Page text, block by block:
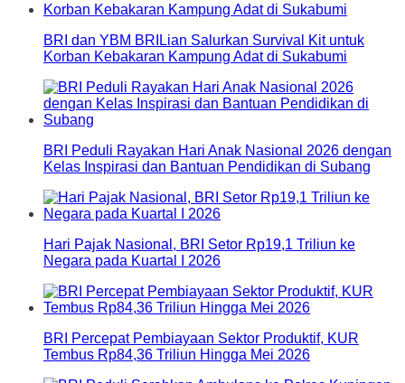
BRI dan YBM BRILian Salurkan Survival Kit untuk
Korban Kebakaran Kampung Adat di Sukabumi
BRI Peduli Rayakan Hari Anak Nasional 2026 dengan
Kelas Inspirasi dan Bantuan Pendidikan di Subang
Hari Pajak Nasional, BRI Setor Rp19,1 Triliun ke
Negara pada Kuartal I 2026
BRI Percepat Pembiayaan Sektor Produktif, KUR
Tembus Rp84,36 Triliun Hingga Mei 2026